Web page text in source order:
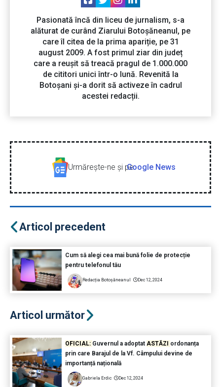
Pasionată încă din liceu de jurnalism, s-a
alăturat de curând Ziarului Botoșăneanul, pe
care îl citea de la prima apariție, pe 31
august 2009. A fost primul ziar din județ
care a reușit să treacă pragul de 1.000.000
de cititori unici într-o lună. Revenită la
Botoșani și-a dorit să activeze în cadrul
acestei redacții.
Urmăreşte-ne şi peGoogle News
Articol precedent
Cum să alegi cea mai bună folie de protecție
pentru telefonul tău
Redacția Botoșăneanul Dec 12, 2024
Articol următor
OFICIAL: Guvernul a adoptat ASTĂZI ordonanța
prin care Barajul de la Vf. Câmpului devine de
importanță națională
Gabriela Erdic Dec 12, 2024